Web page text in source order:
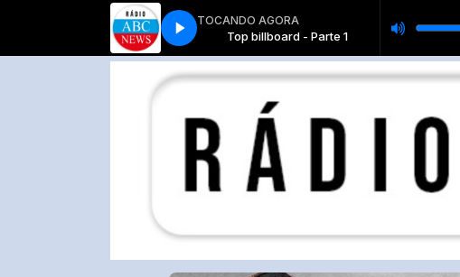
TOCANDO AGORA
Top billboard - Parte 1 Top billboard - Parte 1